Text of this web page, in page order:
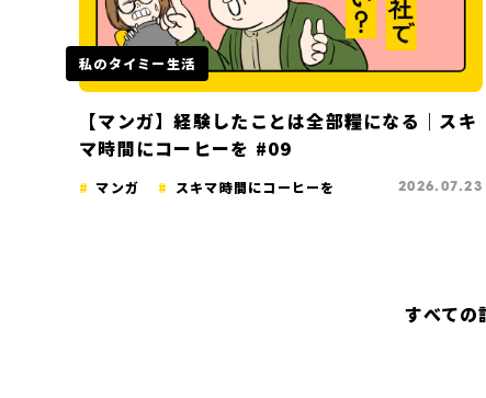
私のタイミー生活
【マンガ】経験したことは全部糧になる｜スキ
マ時間にコーヒーを #09
マンガ スキマ時間にコーヒーを 2026.07.23
すべての